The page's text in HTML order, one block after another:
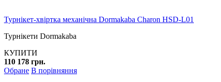
Турнікет-хвіртка механічна Dormakaba Charon HSD-L01
Турнікети Dormakaba
КУПИТИ
110 178 грн.
Обране В порівняння